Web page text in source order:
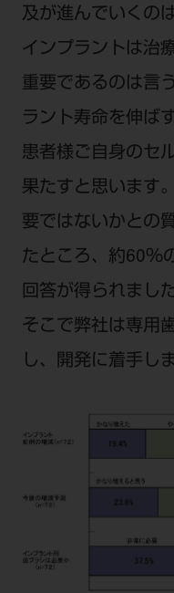
及が進んでいくの
インプラントは治
重要であるのは言
ラント寿命を伸ば
患者様ご自身のセ
果たすと思います
要ではないかとの
たところ、約60％
回答が得られまし
そこで弊社は専用
し、開発に着手し
FAX /0800-222-
IP電話・ひかり電
受付時間 月～金
暇、年末年始を除
ディーラー様にお
業所へお問い合わ
企業情報
個人情報保護方針
サイトマ